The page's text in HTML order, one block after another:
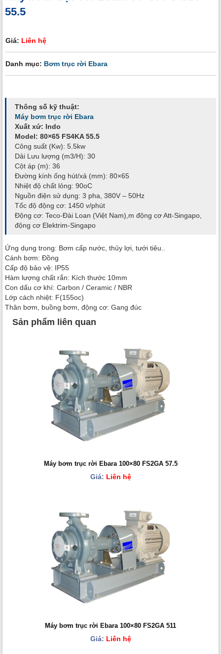
55.5
Giá: Liên hệ
Danh mục: Bơm trục rời Ebara
Thông số kỹ thuật:
Máy bơm trục rời Ebara
Xuất xứ: Indo
Model: 80×65 FS4KA 55.5
Công suất (Kw): 5.5kw
Dải Lưu lượng (m3/H): 30
Cột áp (m): 36
Đường kính ống hút/xả (mm): 80×65
Nhiệt độ chất lỏng: 90oC
Nguồn điện sử dụng: 3 pha, 380V – 50Hz
Tốc độ động cơ: 1450 v/phút
Động cơ: Teco-Đài Loan (Việt Nam),m động cơ Att-Singapo,
động cơ Elektrim-Singapo
Ứng dụng trong: Bơm cấp nước, thủy lợi, tưới tiêu..
Cánh bơm: Đồng
Cấp độ bảo vệ: IP55
Hàm lượng chất rắn: Kích thước 10mm
Con dấu cơ khí: Carbon / Ceramic / NBR
Lớp cách nhiệt: F(155oc)
Thân bơm, buồng bơm, động cơ: Gang đúc
Sản phẩm liên quan
Máy bơm trục rời Ebara 100×80 FS2GA 57.5
Giá: Liên hệ
Máy bơm trục rời Ebara 100×80 FS2GA 511
Giá: Liên hệ